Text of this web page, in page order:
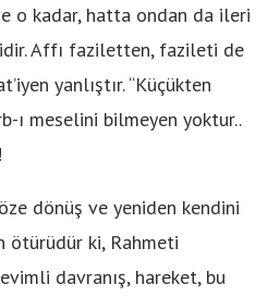
o kadar, hatta ondan da ileri
Affı faziletten, fazileti de
yanlıştır. “Küçükten
ı meselini bilmeyen yoktur..
dönüş ve yeniden kendini
ötürüdür ki, Rahmeti
davranış, hareket, bu